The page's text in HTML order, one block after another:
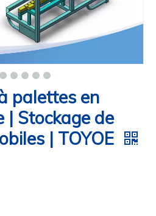
palettes en
| Stockage de
| TOYOE